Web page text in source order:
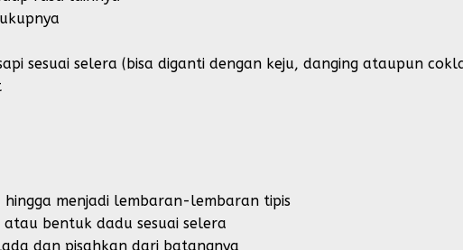
sesuai selera (bisa diganti dengan keju, danging ataupun
menjadi lembaran-lembaran tipis
atau bentuk dadu sesuai selera
dan pisahkan dari batangnya